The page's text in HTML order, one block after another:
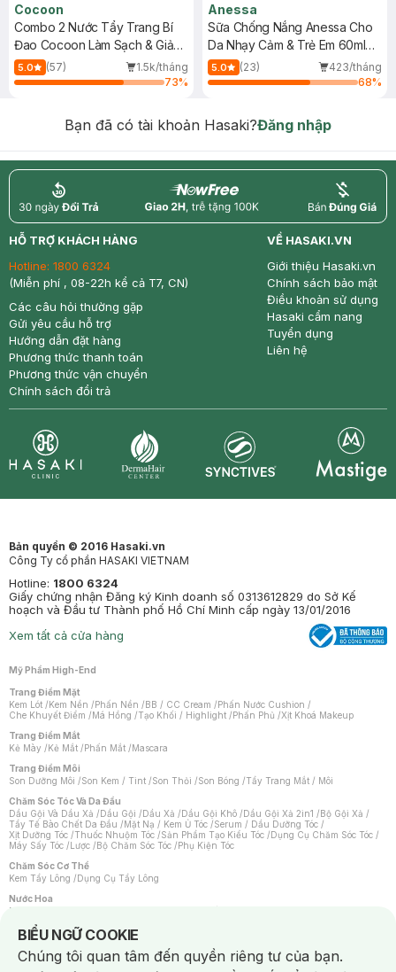
Cocoon
Combo 2 Nước Tẩy Trang Bí
Đao Cocoon Làm Sạch & Giảm
Dầu 500ml
5.0 (57)
1.5k/tháng
73%
Anessa
Sữa Chống Nắng Anessa Cho
Da Nhạy Cảm & Trẻ Em 60ml
(Mới)
5.0 (23)
423/tháng
68%
Bạn đã có tài khoản Hasaki?Đăng nhập
return nowfree price
HỖ TRỢ KHÁCH HÀNG
Hotline: 1800 6324
(Miễn phí , 08-22h kể cả T7, CN)
Các câu hỏi thường gặp
Gửi yêu cầu hỗ trợ
Hướng dẫn đặt hàng
Phương thức thanh toán
Phương thức vận chuyển
Chính sách đổi trả
VỀ HASAKI.VN
Giới thiệu Hasaki.vn
Chính sách bảo mật
Điều khoản sử dụng
Hasaki cẩm nang
Tuyển dụng
Liên hệ
Bản quyền © 2016 Hasaki.vn
Công Ty cổ phần HASAKI VIETNAM
Hotline: 1800 6324
Giấy chứng nhận Đăng ký Kinh doanh số 0313612829 do Sở Kế
hoạch và Đầu tư Thành phố Hồ Chí Minh cấp ngày 13/01/2016
Xem tất cả cửa hàng
Mỹ Phẩm High-End
Trang Điểm Mặt
Kem Lót /Kem Nền /Phấn Nền /BB / CC Cream /Phấn Nước Cushion /
Che Khuyết Điểm /Má Hồng /Tạo Khối / Highlight /Phấn Phủ /Xịt Khoá Makeup
Trang Điểm Mắt
Kẻ Mày /Kẻ Mắt /Phấn Mắt /Mascara
Trang Điểm Môi
Son Dưỡng Môi /Son Kem / Tint /Son Thỏi /Son Bóng /Tẩy Trang Mắt / Môi
Chăm Sóc Tóc Và Da Đầu
Dầu Gội Và Dầu Xả /Dầu Gội /Dầu Xả /Dầu Gội Khô /Dầu Gội Xả 2in1 /Bộ Gội Xả /
Tẩy Tế Bào Chết Da Đầu /Mặt Nạ / Kem Ủ Tóc /Serum / Dầu Dưỡng Tóc /
Xịt Dưỡng Tóc /Thuốc Nhuộm Tóc /Sản Phẩm Tạo Kiểu Tóc /Dụng Cụ Chăm Sóc Tóc /
Máy Sấy Tóc /Lược /Bộ Chăm Sóc Tóc /Phụ Kiện Tóc
Chăm Sóc Cơ Thể
Kem Tẩy Lông /Dụng Cụ Tẩy Lông
Nước Hoa
Nước Hoa Nữ
Chăm Sóc Cá Nhân
Chống Muỗi /Khẩu Trang /Máy Massage/Mặt Nạ Xông Hơi /Nước Rửa Tay/
Sản Phẩm Chăm Sóc Khác /Bàn Chải Đánh Răng /Bàn Chải Điện/
BIỂU NGỮ COOKIE
Notice about cookies usage
Chúng tôi quan tâm đến quyền riêng tư của bạn.